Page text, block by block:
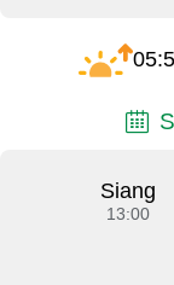
Siang
13:00